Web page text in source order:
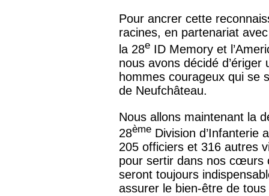
Pour ancrer cette
racines, en partenariat
la 28e ID Memory et
nous avons décidé
hommes courageux qui se
de Neufchâteau.
Nous allons maintenant la
28ème Division d’Infanterie
205 officiers et 316 autres
pour sertir dans nos cœurs
seront toujours
assurer le bien-être de